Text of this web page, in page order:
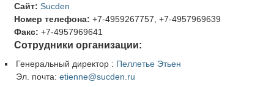
Сайт: Sucden
Номер телефона: +7-4959267757, +7-4957969639
Факс: +7-4957969641
Сотрудники организации:
Генеральный директор : Пеллетье Этьен
Эл. почта: etienne@sucden.ru